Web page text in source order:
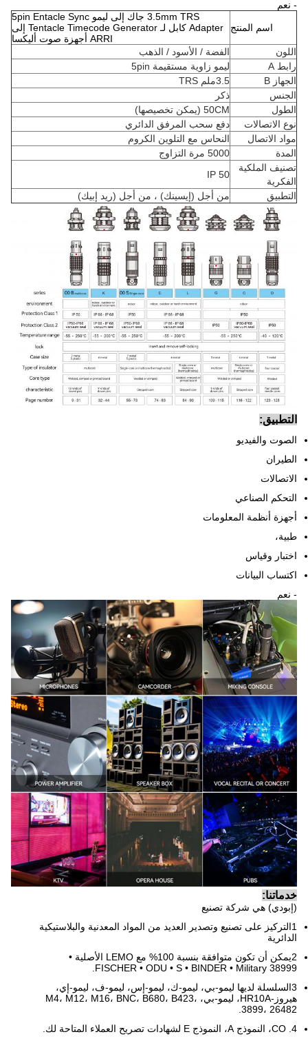
- نعم
اسم المنتج
3.5mm TRS جاك إلى ليمو 5pin Entacle Sync
Adapter كابل لـ Tentacle Timecode Generator إلى
ARRI أجهزة صوت أليكسا
اللون
الفضة / الأسود / الذهب
رابط A
ليمو زاوية مستقيمة 5pin
الجهاز B
3.5ملم TRS
الجنس
ذكر
الطول
50CM (يمكن تخصيصها)
نوع الاتصالات
دفع سحب المرفق الدائري
مواد الاتصال
النحاس مع التلوين الكروم
المدة
5000 مرة التزاوج
تصنيف الملكية
الفكرية
IP 50
التطبيق
من أجل (إيسينك) ، من أجل (ريد إبيك)
التطبيق:
الصوت والفيديو
الطيران
الاتصالات
التحكم الصناعي
أجهزة أنظمة المعلومات
طبية،
اختبار وقياس
اكتساب البيانات
- نعم
خدماتنا:
(إبودي) هي شركة تصنيع
1التركيز على تصنيع وتصدير العديد من المواد المعدنية والبلاستيكية
الدائرية
2يمكن أن تكون متوافقة بنسبة 100% مع LEMO الأصلية •
FISCHER • ODU • S • BINDER • Military 38999.
3السلسلة لديها ليمو-بي، ليمو-ك، ليمو-إس، ليمو-ف، ليمو-إي،
هيروز-HR10A، ليمو-بي، M4، M12، M16، BNC، B680، B423،
3899، 26482.
4. CO، النموذج A، النموذج E لشهادات تصريح العملاء المتاحة لك.